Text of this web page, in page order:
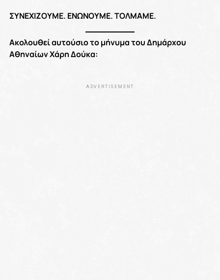
ΣΥΝΕΧΙΖΟΥΜΕ. ΕΝΩΝΟΥΜΕ. ΤΟΛΜΑΜΕ.
Ακολουθεί αυτούσιο το μήνυμα του Δημάρχου
Αθηναίων Χάρη Δούκα:
ADVERTISEMENT